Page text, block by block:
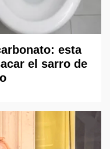
esta
el sarro de